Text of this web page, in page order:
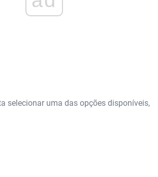
selecionar uma das opções disponíveis,